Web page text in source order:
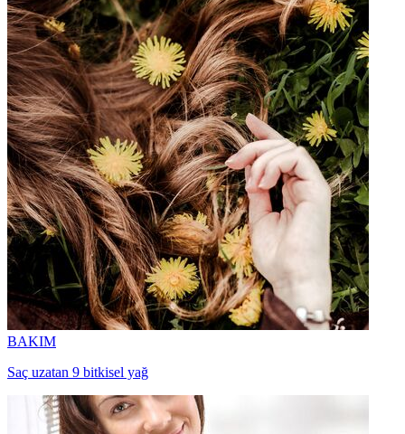
BAKIM
Saç uzatan 9 bitkisel yağ